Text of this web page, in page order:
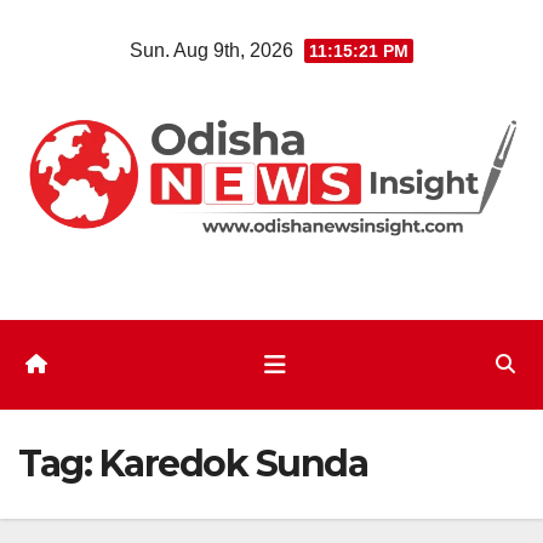
Sun. Aug 9th, 2026 11:15:22 PM
Tag: Karedok Sunda